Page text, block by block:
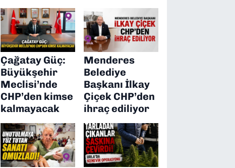
Çağatay Güç:
Büyükşehir
Meclisi’nde
CHP’den kimse
kalmayacak
Menderes
Belediye
Başkanı İlkay
Çiçek CHP’den
ihraç ediliyor